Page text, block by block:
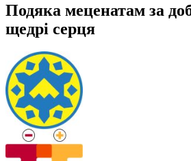
Подяка меценатам за
щедрі серця